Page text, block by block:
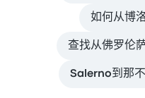
如何从博
查找从佛罗伦
Salerno到那